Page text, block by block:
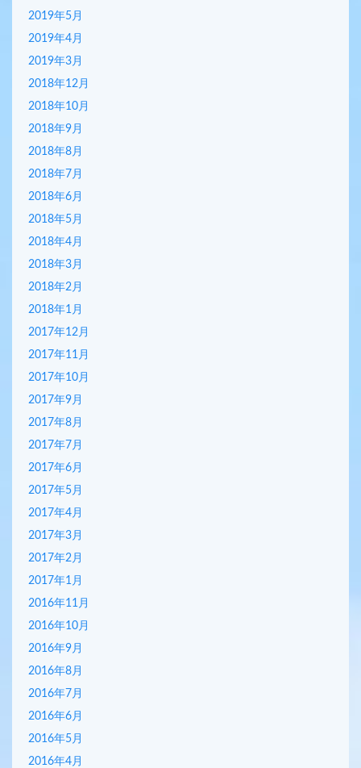
2019年5月
2019年4月
2019年3月
2018年12月
2018年10月
2018年9月
2018年8月
2018年7月
2018年6月
2018年5月
2018年4月
2018年3月
2018年2月
2018年1月
2017年12月
2017年11月
2017年10月
2017年9月
2017年8月
2017年7月
2017年6月
2017年5月
2017年4月
2017年3月
2017年2月
2017年1月
2016年11月
2016年10月
2016年9月
2016年8月
2016年7月
2016年6月
2016年5月
2016年4月